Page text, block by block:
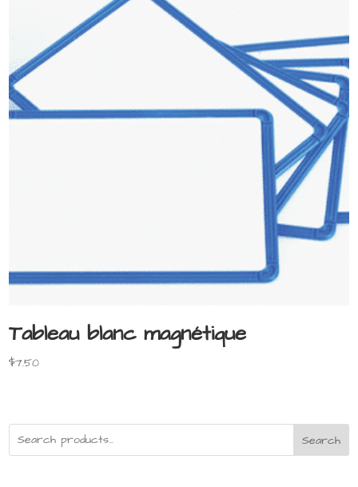
Tableau blanc magnétique
$7.50
Search